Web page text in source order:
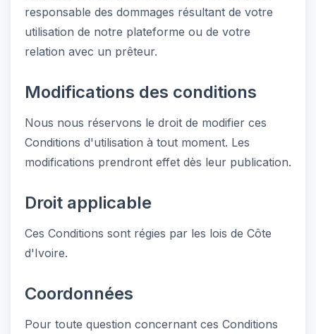
responsable des dommages résultant de votre
utilisation de notre plateforme ou de votre
relation avec un prêteur.
Modifications des conditions
Nous nous réservons le droit de modifier ces
Conditions d'utilisation à tout moment. Les
modifications prendront effet dès leur publication.
Droit applicable
Ces Conditions sont régies par les lois de Côte
d'Ivoire.
Coordonnées
Pour toute question concernant ces Conditions